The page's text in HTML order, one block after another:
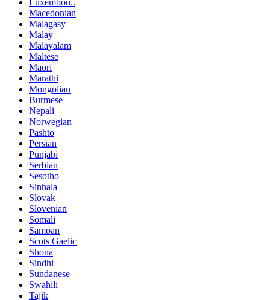
Luxembou..
Macedonian
Malagasy
Malay
Malayalam
Maltese
Maori
Marathi
Mongolian
Burmese
Nepali
Norwegian
Pashto
Persian
Punjabi
Serbian
Sesotho
Sinhala
Slovak
Slovenian
Somali
Samoan
Scots Gaelic
Shona
Sindhi
Sundanese
Swahili
Tajik